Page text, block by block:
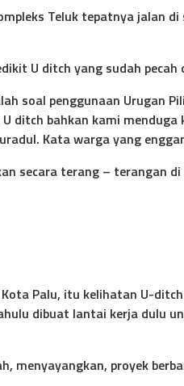
Teluk tepatnya jalan
U ditch yang sudah pecah
soal penggunaan Urugan
ditch bahkan kami
Kata warga yang
secara terang – terangan
Palu, itu kelihatan U-
dibuat lantai kerja dulu
menyayangkan, proyek